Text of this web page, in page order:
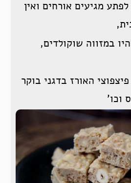
מגיעים אורחים ואין
במזווה שוקולדים,
האורז בדגני בוקר
וכו’